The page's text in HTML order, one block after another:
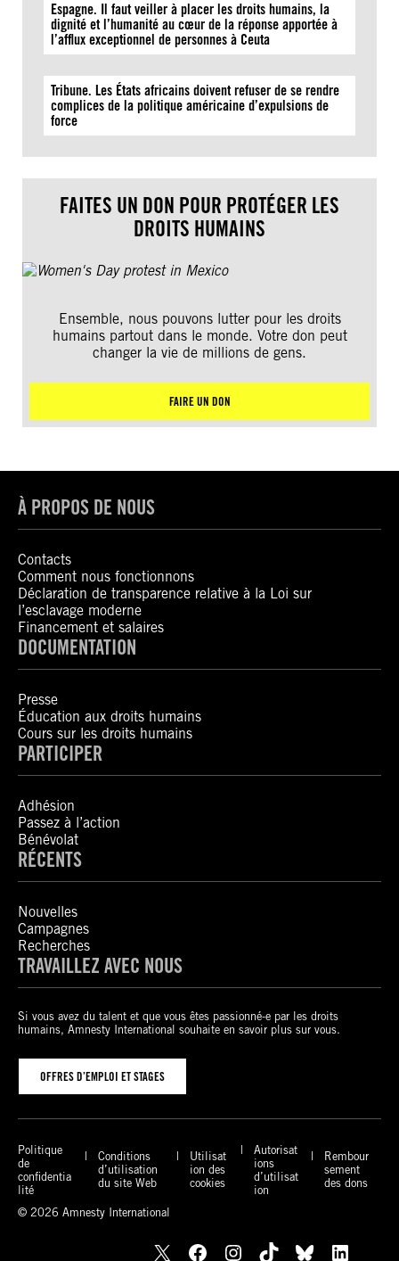
Espagne. Il faut veiller à placer les droits humains, la
dignité et l’humanité au cœur de la réponse apportée à
l’afflux exceptionnel de personnes à Ceuta
Tribune. Les États africains doivent refuser de se rendre
complices de la politique américaine d’expulsions de
force
FAITES UN DON POUR PROTÉGER LES
DROITS HUMAINS
Ensemble, nous pouvons lutter pour les droits
humains partout dans le monde. Votre don peut
changer la vie de millions de gens.
FAIRE UN DON
À PROPOS DE NOUS
Contacts
Comment nous fonctionnons
Déclaration de transparence relative à la Loi sur
l’esclavage moderne
Financement et salaires
DOCUMENTATION
Presse
Éducation aux droits humains
Cours sur les droits humains
PARTICIPER
Adhésion
Passez à l’action
Bénévolat
RÉCENTS
Nouvelles
Campagnes
Recherches
TRAVAILLEZ AVEC NOUS
Si vous avez du talent et que vous êtes passionné-e par les droits
humains, Amnesty International souhaite en savoir plus sur vous.
OFFRES D’EMPLOI ET STAGES
Politique
de
confidentia
lité
Conditions
d’utilisation
du site Web
Utilisat
ion des
cookies
Autorisat
ions
d’utilisat
ion
Rembour
sement
des dons
© 2026 Amnesty International
X Facebook Instagram TikTok Bluesky LinkedIn